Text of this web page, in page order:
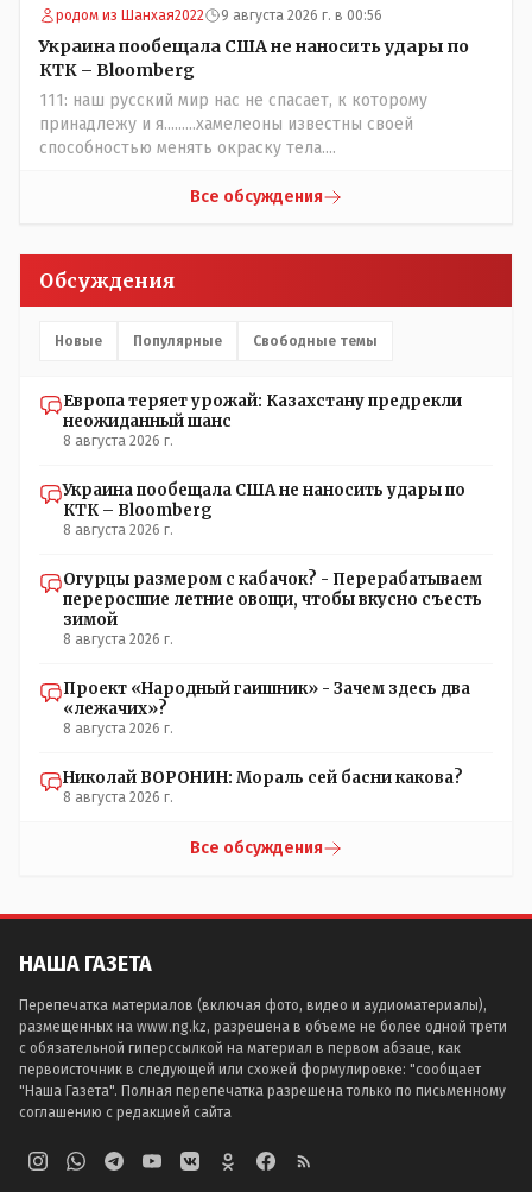
частотности появления в популяции соответствующих
комбинаций генов заслуживают благодарности. Мы и
без того основательно загубили нормальный
естественный отбор.
родом из Шанхая2022 9 августа 2026 г. в 00:56
Украина пообещала США не наносить удары по
КТК – Bloomberg
111: наш русский мир нас не спасает, к которому
принадлежу и я.........хамелеоны известны своей
способностью менять окраску тела....
Все обсуждения
Обсуждения
Новые Популярные Свободные темы
Европа теряет урожай: Казахстану предрекли
неожиданный шанс
8 августа 2026 г.
Украина пообещала США не наносить удары по
КТК – Bloomberg
8 августа 2026 г.
Огурцы размером с кабачок? - Перерабатываем
переросшие летние овощи, чтобы вкусно съесть
зимой
8 августа 2026 г.
Проект «Народный гаишник» - Зачем здесь два
«лежачих»?
8 августа 2026 г.
Николай ВОРОНИН: Мораль сей басни какова?
8 августа 2026 г.
Все обсуждения
НАША ГАЗЕТА
Перепечатка материалов (включая фото, видео и аудиоматериалы),
размещенных на www.ng.kz, разрешена в объеме не более одной трети
с обязательной гиперссылкой на материал в первом абзаце, как
первоисточник в следующей или схожей формулировке: "сообщает
"Наша Газета". Полная перепечатка разрешена только по письменному
соглашению с редакцией сайта